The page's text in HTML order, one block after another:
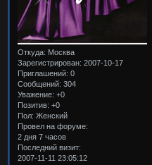
Откуда: Москва
Зарегистрирован: 2007-10-17
Приглашений: 0
Сообщений: 304
Уважение: +0
Позитив: +0
Пол: Женский
Провел на форуме:
2 дня 7 часов
Последний визит:
2007-11-11 23:05:12